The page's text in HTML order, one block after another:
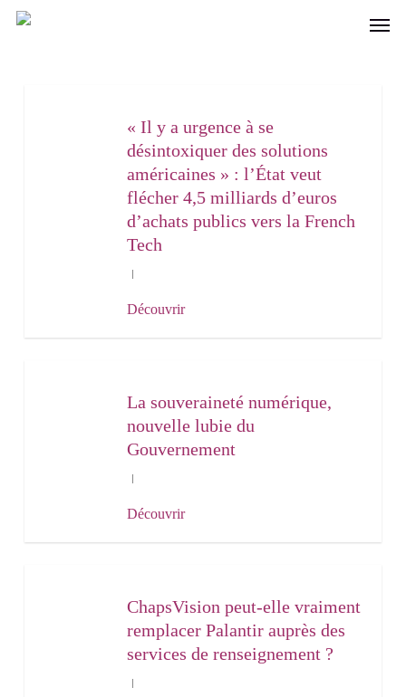
Skip
Menu
« Il y a urgence à se
désintoxiquer des solutions
américaines » : l’État veut
flécher 4,5 milliards d’euros
d’achats publics vers la French
Tech
Découvrir
La souveraineté numérique,
nouvelle lubie du
Gouvernement
Découvrir
ChapsVision peut-elle vraiment
remplacer Palantir auprès des
services de renseignement ?